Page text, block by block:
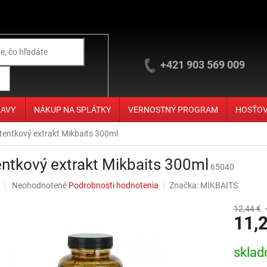
+421 903 569 009
NÁKUP NA SPLÁTKY VERNOSTNÝ PROGRAM
extrakt Mikbaits 300ml
extrakt Mikbaits 300ml 65040
Priemerné hodnotenie produktu je 0,0 z 5 hviezdičiek.
Neohodnotené Podrobnosti hodnotenia Značka: MIKBAITS
12,44 €